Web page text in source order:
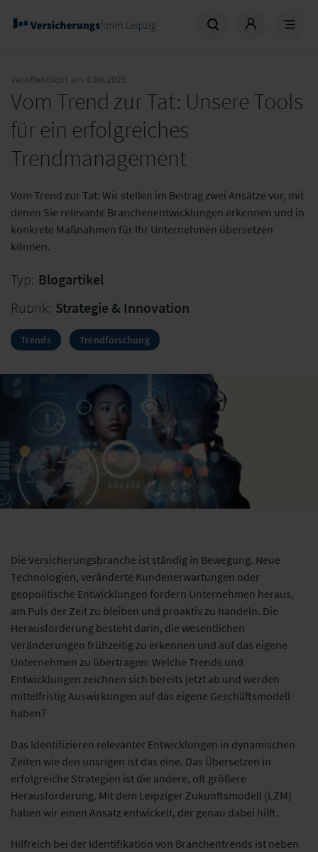
Veröffentlicht am 4.09.2025
Vom Trend zur Tat: Unsere Tools
für ein erfolgreiches
Trendmanagement
Vom Trend zur Tat: Wir stellen im Beitrag zwei Ansätze vor, mit
denen Sie relevante Branchenentwicklungen erkennen und in
konkrete Maßnahmen für Ihr Unternehmen übersetzen
können.
Typ: Blogartikel
Rubrik: Strategie & Innovation
Trends Trendforschung
Die Versicherungsbranche ist ständig in Bewegung. Neue
Technologien, veränderte Kundenerwartungen oder
geopolitische Entwicklungen fordern Unternehmen heraus,
am Puls der Zeit zu bleiben und proaktiv zu handeln. Die
Herausforderung besteht darin, die wesentlichen
Veränderungen frühzeitig zu erkennen und auf das eigene
Unternehmen zu übertragen: Welche Trends und
Entwicklungen zeichnen sich bereits jetzt ab und werden
mittelfristig Auswirkungen auf das eigene Geschäftsmodell
haben?
Das Identifizieren relevanter Entwicklungen in dynamischen
Zeiten wie den unsrigen ist das eine. Das Übersetzen in
erfolgreiche Strategien ist die andere, oft größere
Herausforderung. Mit dem Leipziger Zukunftsmodell (LZM)
haben wir einen Ansatz entwickelt, der genau dabei hilft.
Hilfreich bei der Identifikation von Branchentrends ist neben